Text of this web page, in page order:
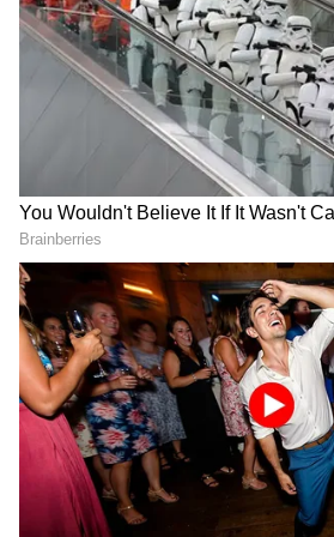
நம்மூரில் விலை
மக்கள் வாங்க யோசித்து
தெரிவித்த அவர், ஆனாலும்
கேரளா மாநிலத்தில்
வந்து கொண்டு
தெரிவித்துள்ளார். இந்த
பெட்டியின் விலை ரூ.8,500
விற்பனை செய்து
அதிகரிக்கும் பட்சத்தில்
வாய்ப்புள்ளது என்கிறார்
DOWNLOAD APP